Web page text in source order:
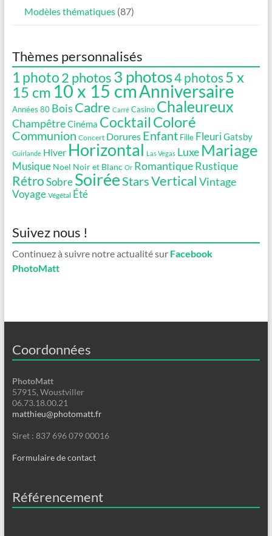
Modèles thématiques (87)
Thèmes personnalisés
1 photo2 photos3 photos4 photos5 x
15 cm 10 x 15 cmAnniversaire
Années 80 Bois Cadre Carré Casino Chaleureux
ChampêtreCinéma Cocktail Coloré
Communion Concert Dorures Enfant Fille FleuriGatsby
Guirlande Hiver Horizontal Las Vegas Luxe Mariage
Musique Noel Noir et Blanc Or RomantiqueRustique
RétroSobre SoiréeStarsVertical Vintage
Voyage Végétal Été
Suivez nous !
Continuez à suivre notre actualité sur Facebook
PhotoMatt
Coordonnées
PhotoMatt
57915, Woustviller
06.73.18.00.21
matthieu@photomatt.fr
Siret : 837 696 079 00016
Formulaire de contact
Référencement